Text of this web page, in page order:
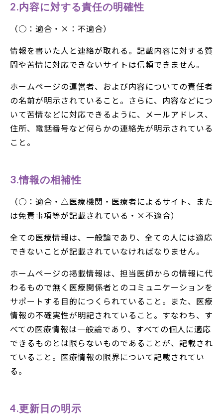
2.内容に対する責任の明確性
（○：適合・×：不適合）
情報を書いた人と連絡が取れる。記載内容に対する質
問や苦情に対応できないサイトは信頼できません。
ホームページの運営者、および内容についての責任者
の名前が明示されていること。さらに、内容などにつ
いて苦情などに対応できるように、メールアドレス、
住所、電話番号など何らかの連絡先が明示されている
こと。
3.情報の相補性
（○：適合・△医療機関・医療者によるサイト、また
は免責事項等が記載されている・×不適合）
全ての医療情報は、一般論であり、全ての人には適応
できないことが記載されていなければなりません。
ホームページの掲載情報は、担当医師からの情報に代
わるもので無く医療関係者とのコミュニケーションを
サポートする目的につくられていること。また、医療
情報の不確実性が明記されていること。すなわち、す
べての医療情報は一般論であり、すべての個人に適応
できるものとは限らないものであることが、記載され
ていること。医療情報の限界について記載されてい
る。
4.更新日の明示